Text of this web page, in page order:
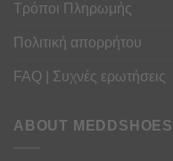
Τρόποι Πληρωμής
Πολιτική απορρήτου
FAQ | Συχνές ερωτήσεις
ABOUT MEDDSHOES